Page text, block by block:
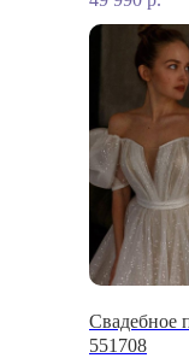
Свадебное
551708